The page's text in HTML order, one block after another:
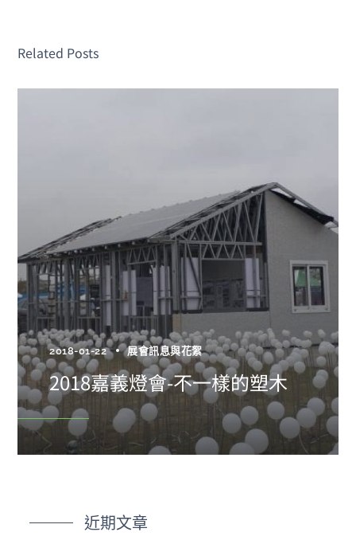
Related Posts
2018-01-22 展會訊息與花絮
2018嘉義燈會-不一樣的塑木
近期文章